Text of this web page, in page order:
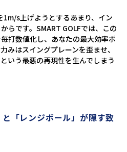
s上げようとするあまり、イン
らです。SMART GOLFでは、この
打数値化し、あなたの最大効率ポ
みはスイングプレーンを歪ませ、
いう最悪の再現性を生んでしまう
「レンジボール」が隠す致